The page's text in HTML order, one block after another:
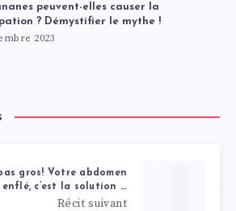
peuvent-elles causer la
? Démystifier le mythe !
2023
gros! Votre abdomen
enflé, c’est la solution …
Récit suivant